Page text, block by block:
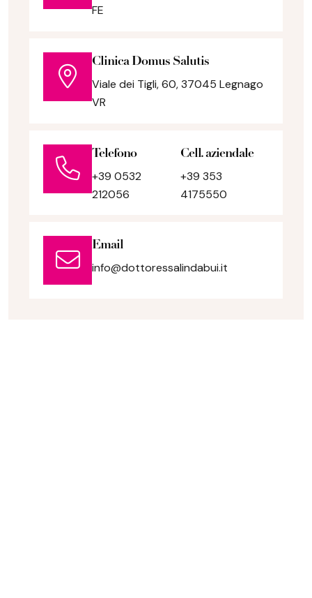
FE
Clinica Domus Salutis
Viale dei Tigli, 60, 37045 Legnago
VR
Telefono
+39 0532
212056
Cell. aziendale
+39 353
4175550
Email
info@dottoressalindabui.it